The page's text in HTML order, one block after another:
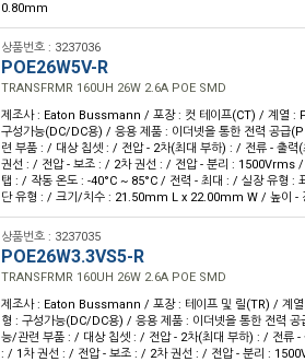
0.80mm
상품번호 : 3237036
POE26W5V-R
TRANSFRMR 160UH 26W 2.6A POE SMD
제조사 : Eaton Bussmann / 포장 : 컷 테이프(CT) / 계열 :
구성가능(DC/DC용) / 응용 제품 : 이더넷을 통한 전력 공급
련 부품 : / 대상 칩셋 : / 전압 - 2차(최대 부하) : / 전류 - 출
권선 : / 전압 - 보조 : / 2차 권선 : / 전압 - 분리 : 1500Vrms
탭 : / 작동 온도 : -40°C ~ 85°C / 전력 - 최대 : / 실장 유형 :
단 유형 : / 크기/치수 : 21.50mm L x 22.00mm W / 높이 -
상품번호 : 3237035
POE26W3.3VS5-R
TRANSFRMR 160UH 26W 2.6A POE SMD
제조사 : Eaton Bussmann / 포장 : 테이프 및 릴(TR) / 계
형 : 구성가능(DC/DC용) / 응용 제품 : 이더넷을 통한 전력
능/관련 부품 : / 대상 칩셋 : / 전압 - 2차(최대 부하) : / 전류
: / 1차 권선 : / 전압 - 보조 : / 2차 권선 : / 전압 - 분리 :